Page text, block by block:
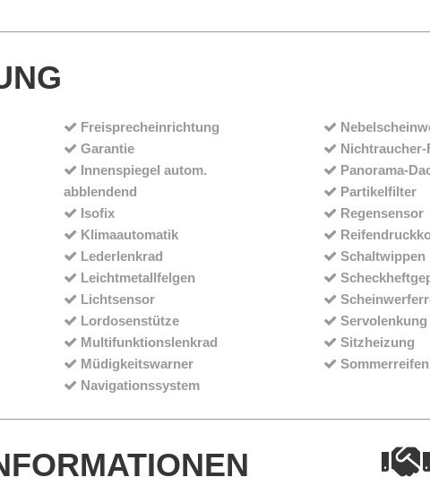
Freisprecheinrichtung
Garantie
Innenspiegel autom.
abblendend
Isofix
Klimaautomatik
Lederlenkrad
Leichtmetallfelgen
Lichtsensor
Lordosenstütze
Multifunktionslenkrad
Müdigkeitswarner
Navigationssystem
Nichtraucher-
Panorama-
Partikelfilter
Regensensor
Schaltwippen
Servolenkung
Sitzheizung
Sommerreifen